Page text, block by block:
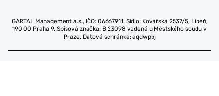
GARTAL Management a.s., IČO: 06667911. Sídlo: Kovářská 2537/5, Libeň,
190 00 Praha 9. Spisová značka: B 23098 vedená u Městského soudu v
Praze. Datová schránka: aqdwpbj